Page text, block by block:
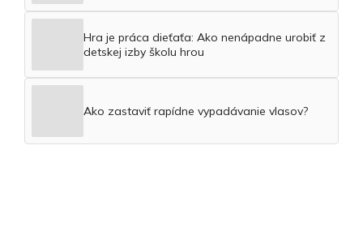
Hra je práca dieťaťa: Ako nenápadne urobiť z
detskej izby školu hrou
Ako zastaviť rapídne vypadávanie vlasov?